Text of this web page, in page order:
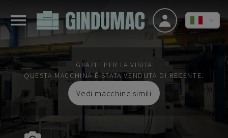
GRAZIE PER LA VISITA
QUESTA MACCHINA È STATA VENDUTA DI RECENTE.
Vedi macchine simili